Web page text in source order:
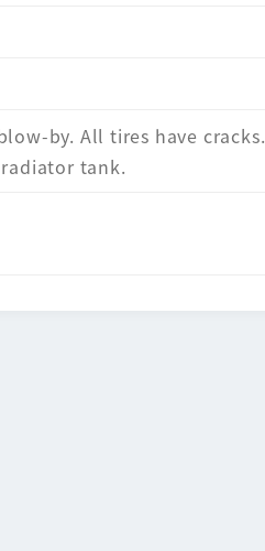
by. All tires have cracks.
tank.